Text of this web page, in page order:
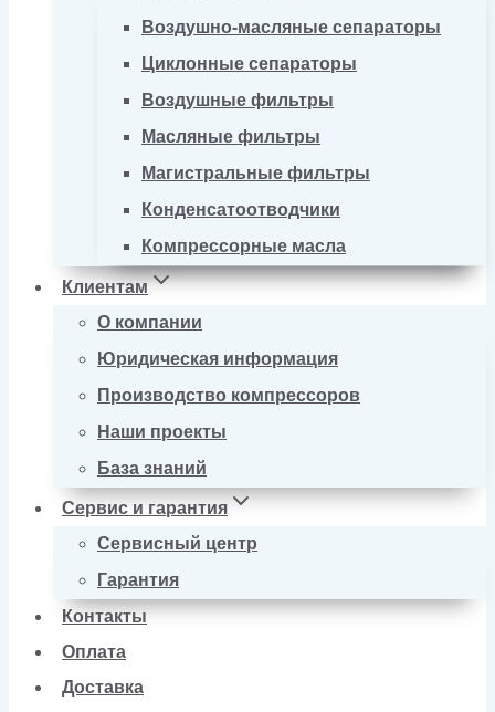
Воздушно-масляные сепараторы
Циклонные сепараторы
Воздушные фильтры
Масляные фильтры
Магистральные фильтры
Конденсатоотводчики
Компрессорные масла
Клиентам
О компании
Юридическая информация
Производство компрессоров
Наши проекты
База знаний
Сервис и гарантия
Сервисный центр
Гарантия
Контакты
Оплата
Доставка